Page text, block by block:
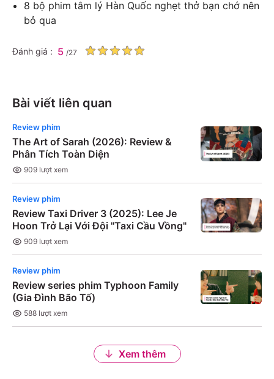
8 bộ phim tâm lý Hàn Quốc nghẹt thở bạn chớ nên
bỏ qua
Đánh giá : 5 /27
Bài viết liên quan
Review phim
The Art of Sarah (2026): Review &
Phân Tích Toàn Diện
909 lượt xem
Review phim
Review Taxi Driver 3 (2025): Lee Je
Hoon Trở Lại Với Đội "Taxi Cầu Vồng"
909 lượt xem
Review phim
Review series phim Typhoon Family
(Gia Đình Bão Tố)
588 lượt xem
Xem thêm